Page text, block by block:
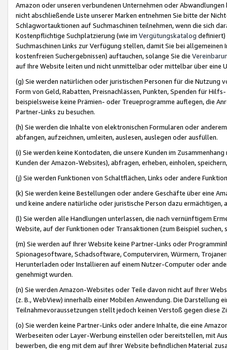
Amazon oder unseren verbundenen Unternehmen oder
nicht abschließende Liste unserer Marken entnehmen Sie bitte der
Schlagwortauktionen auf Suchmaschinen teilnehmen, wenn die sich
Kostenpflichtige Suchplatzierung (wie im Vergütungskatalog definiert)
Suchmaschinen Links zur Verfügung stellen, damit Sie bei
kostenfreien Suchergebnissen) auftauchen, solange Sie die
auf Ihre Website leiten und nicht unmittelbar oder mittelbar über eine
(g) Sie werden natürlichen oder juristischen Personen für die Nutzung
Form von Geld, Rabatten, Preisnachlässen, Punkten, Spenden für
beispielsweise keine Prämien- oder Treueprogramme auflegen, die
Partner-Links zu besuchen.
(h) Sie werden die Inhalte von elektronischen Formularen oder
abfangen, aufzeichnen, umleiten, auslesen, auslegen oder ausfüllen.
(i) Sie werden keine Kontodaten, die unsere Kunden im
Kunden der Amazon-Websites), abfragen, erheben, einholen,
(j) Sie werden Funktionen von Schaltflächen, Links oder andere
(k) Sie werden keine Bestellungen oder andere Geschäfte über eine
und keine andere natürliche oder juristische Person dazu
(l) Sie werden alle Handlungen unterlassen, die nach vernünftigem
Website, auf der Funktionen oder Transaktionen (zum Beispiel
(m) Sie werden auf Ihrer Website keine Partner-Links oder
Spionagesoftware, Schadsoftware, Computerviren, Würmern,
Herunterladen oder Installieren auf einem Nutzer-Computer oder
genehmigt wurden.
(n) Sie werden Amazon-Websites oder Teile davon nicht auf Ihrer
(z. B., WebView) innerhalb einer Mobilen Anwendung. Die Darstellung
Teilnahmevoraussetzungen stellt jedoch keinen Verstoß gegen diese
(o) Sie werden keine Partner-Links oder andere Inhalte, die eine
Werbeseiten oder Layer-Werbung einstellen oder bereitstellen, mit
bewerben, die eng mit dem auf Ihrer Website befindlichen Material